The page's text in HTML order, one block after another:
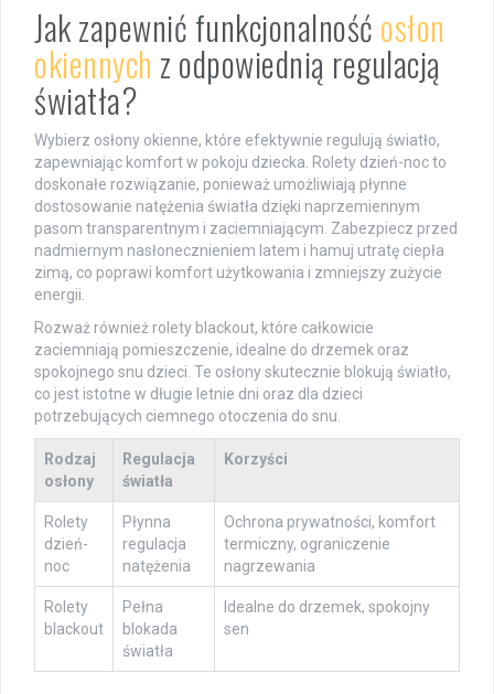
Jak zapewnić funkcjonalność osłon
okiennych z odpowiednią regulacją
światła?
Wybierz osłony okienne, które efektywnie regulują światło,
zapewniając komfort w pokoju dziecka. Rolety dzień-noc to
doskonałe rozwiązanie, ponieważ umożliwiają płynne
dostosowanie natężenia światła dzięki naprzemiennym
pasom transparentnym i zaciemniającym. Zabezpiecz przed
nadmiernym nasłonecznieniem latem i hamuj utratę ciepła
zimą, co poprawi komfort użytkowania i zmniejszy zużycie
energii.
Rozważ również rolety blackout, które całkowicie
zaciemniają pomieszczenie, idealne do drzemek oraz
spokojnego snu dzieci. Te osłony skutecznie blokują światło,
co jest istotne w długie letnie dni oraz dla dzieci
potrzebujących ciemnego otoczenia do snu.
Rodzaj
osłony
Regulacja
światła
Korzyści
Rolety
dzień-
noc
Płynna
regulacja
natężenia
Ochrona prywatności, komfort
termiczny, ograniczenie
nagrzewania
Rolety
blackout
Pełna
blokada
światła
Idealne do drzemek, spokojny
sen